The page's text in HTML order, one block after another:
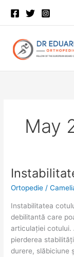
content
May
Ortopedie /
Instabilitatea
debilitantă care
articulației cotului.
pierderea
durere, slăbiciune
Instabilitatea
Instabilitatea